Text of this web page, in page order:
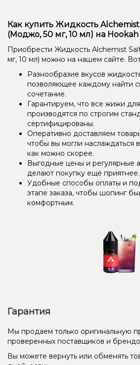
Как купить Жидкость
(Моджо, 50 мг, 10 мл) на
Приобрести Жидкость Alchemist
мг, 10 мл) можно на нашем сайте.
Разнообразие вкусов
позволяющее каждому найти
сочетание.
Гарантируем, что все жижи
производятся по строгим
сертифицированы.
Оперативно доставляем
чтобы вы могли
как можно скорее.
Выгодные цены и регулярные
делают покупку ещё приятнее.
Удобные способы оплаты и
этапе заказа, чтобы шопинг
комфортным.
Гарантия
Мы продаем только оригинальную
проверенных поставщиков и
Вы можете вернуть или обменять